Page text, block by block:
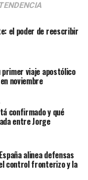
TENDENCIA
el poder de reescribir
primer viaje apostólico
noviembre
confirmado y qué
entre Jorge
alinea defensas
control fronterizo y la